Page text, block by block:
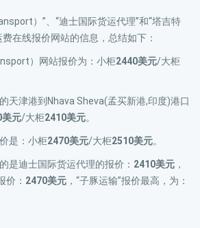
）”、“迪士国际货运代理”和“塔吉特
在线报价网站的信息，总结如下：
）网站报价为：小柜2440美元/大柜
天津港到Nhava Sheva(孟买新港,印度)港口
美元/大柜2410美元。
是：小柜2470美元/大柜2510美元。
是迪士国际货运代理的报价： 2410美元 ，
价： 2470美元 ，“子豚运输”报价最高，为：